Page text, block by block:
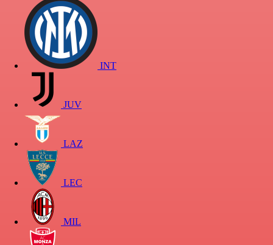
INT
JUV
LAZ
LEC
MIL